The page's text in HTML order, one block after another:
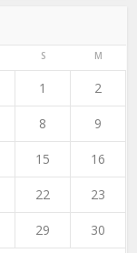
S M
1 2
8 9
15 16
22 23
29 30